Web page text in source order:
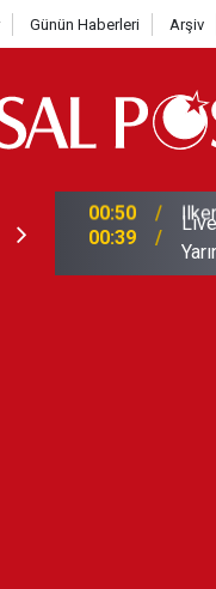
Günün Haberleri Arşiv
00:39